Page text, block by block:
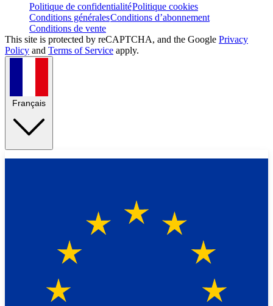
Politique de confidentialitéPolitique cookies
Conditions généralesConditions d’abonnement
Conditions de vente
This site is protected by reCAPTCHA, and the Google Privacy
Policy and Terms of Service apply.
Français